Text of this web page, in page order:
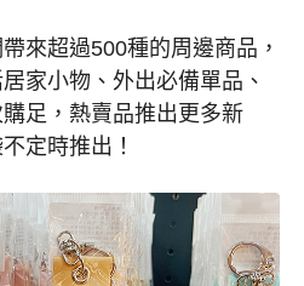
來超過500種的周邊商品，
家小物、外出必備單品、
足，熱賣品推出更多新
定時推出！